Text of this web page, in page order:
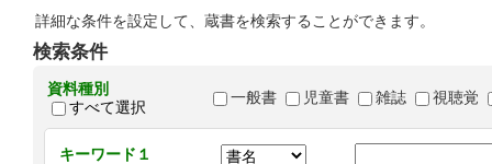
詳細な条件を設定して、蔵書を検索することができます。
検索条件
資料種別
すべて選択
一般書 児童書 雑誌 視聴覚
キーワード１